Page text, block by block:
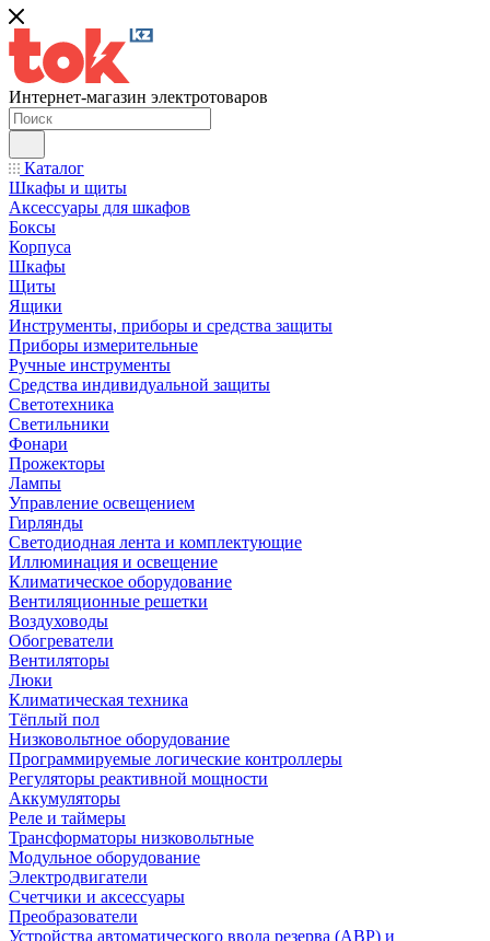
Интернет-магазин электротоваров
Каталог
Шкафы и щиты
Аксессуары для шкафов
Боксы
Корпуса
Шкафы
Щиты
Ящики
Инструменты, приборы и средства защиты
Приборы измерительные
Ручные инструменты
Средства индивидуальной защиты
Светотехника
Светильники
Фонари
Прожекторы
Лампы
Управление освещением
Гирлянды
Светодиодная лента и комплектующие
Иллюминация и освещение
Климатическое оборудование
Вентиляционные решетки
Воздуховоды
Обогреватели
Вентиляторы
Люки
Климатическая техника
Тёплый пол
Низковольтное оборудование
Программируемые логические контроллеры
Регуляторы реактивной мощности
Аккумуляторы
Реле и таймеры
Трансформаторы низковольтные
Модульное оборудование
Электродвигатели
Счетчики и аксессуары
Преобразователи
Устройства автоматического ввода резерва (АВР) и